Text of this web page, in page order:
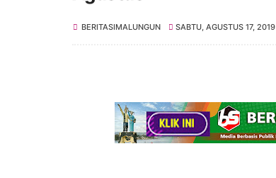
BERITASIMALUNGUN SABTU, AGUSTUS 17, 2019